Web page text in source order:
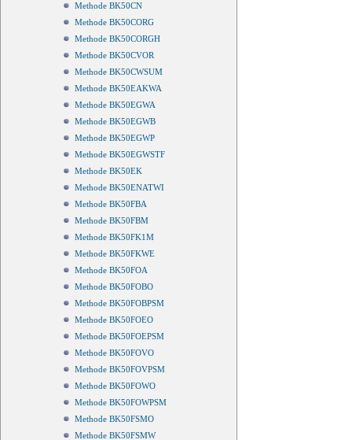
Methode BK50CN
Methode BK50CORG
Methode BK50CORGH
Methode BK50CVOR
Methode BK50CWSUM
Methode BK50EAKWA
Methode BK50EGWA
Methode BK50EGWB
Methode BK50EGWP
Methode BK50EGWSTF
Methode BK50EK
Methode BK50ENATWI
Methode BK50FBA
Methode BK50FBM
Methode BK50FK1M
Methode BK50FKWE
Methode BK50FOA
Methode BK50FOBO
Methode BK50FOBPSM
Methode BK50FOEO
Methode BK50FOEPSM
Methode BK50FOVO
Methode BK50FOVPSM
Methode BK50FOWO
Methode BK50FOWPSM
Methode BK50FSMO
Methode BK50FSMW